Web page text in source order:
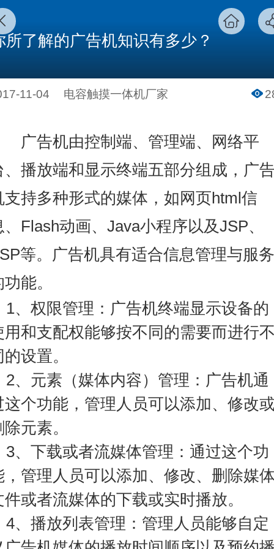
所了解的广告机知识有多少？
11-04 电容触摸一体机厂家
广告机由控制端、管理端、网络平
、播放端和显示终端五部分组成，广告
支持多种形式的媒体，如网页html信
、Flash动画、Java小程序以及JSP、
等。广告机具有适合信息管理与服务
能。
权限管理：广告机终端显示设备的
用和支配权能够按不同的需要而进行不
的设置。
元素（媒体内容）管理：广告机通
这个功能，管理人员可以添加、修改或
除元素。
下载或者流媒体管理：通过这个功
，管理人员可以添加、修改、删除媒体
件或者流媒体的下载或实时播放。
播放列表管理：管理人员能够自定